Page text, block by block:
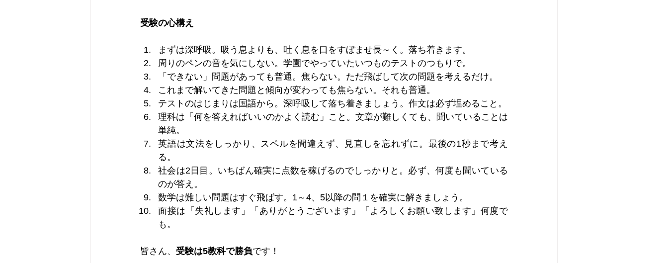
受験の心構え
まずは深呼吸。吸う息よりも、吐く息を口をすぼませ長～く。落ち着きます。
周りのペンの音を気にしない。学園でやっていたいつものテストのつもりで。
「できない」問題があっても普通。焦らない。ただ飛ばして次の問題を考えるだけ。
これまで解いてきた問題と傾向が変わっても焦らない。それも普通。
テストのはじまりは国語から。深呼吸して落ち着きましょう。作文は必ず埋めること。
理科は「何を答えればいいのかよく読む」こと。文章が難しくても、聞いていることは
単純。
英語は文法をしっかり、スペルを間違えず、見直しを忘れずに。最後の1秒まで考え
る。
社会は2日目。いちばん確実に点数を稼げるのでしっかりと。必ず、何度も聞いている
のが答え。
数学は難しい問題はすぐ飛ばす。1～4、5以降の問１を確実に解きましょう。
面接は「失礼します」「ありがとうございます」「よろしくお願い致します」何度で
も。
皆さん、 受験は5教科で勝負です！